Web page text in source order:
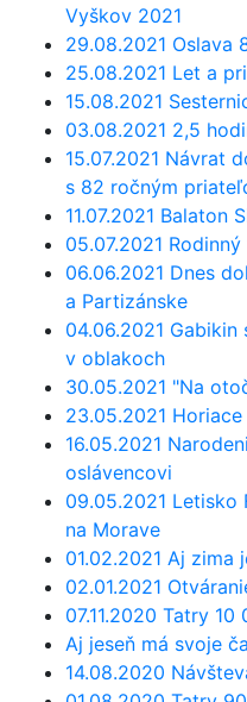
Vyškov 2021
29.08.2021 Oslava
25.08.2021 Let a
15.08.2021
03.08.2021 2,5
15.07.2021 Návrat
s 82 ročným
11.07.2021 Balaton
05.07.2021
06.06.2021 Dnes
a Partizánske
04.06.2021
v oblakoch
30.05.2021 "Na
23.05.2021 Horiace
16.05.2021
oslávencovi
09.05.2021
na Morave
01.02.2021 Aj zima
02.01.2021
07.11.2020 Tatry 10
Aj jeseň má svoje
14.08.2020